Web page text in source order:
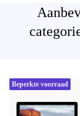
Beperkte voorraad